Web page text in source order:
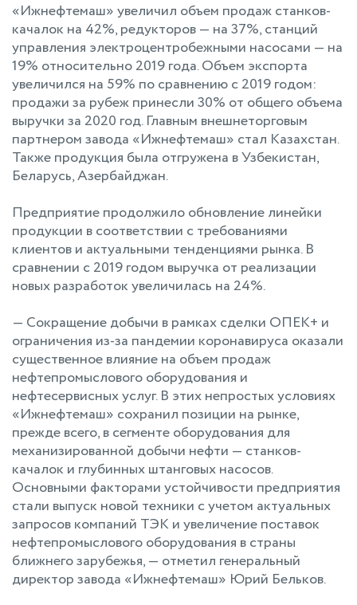
«Ижнефтемаш» увеличил объем продаж станков-
качалок на 42%, редукторов — на 37%, станций
управления электроцентробежными насосами — на
19% относительно 2019 года. Объем экспорта
увеличился на 59% по сравнению с 2019 годом:
продажи за рубеж принесли 30% от общего объема
выручки за 2020 год. Главным внешнеторговым
партнером завода «Ижнефтемаш» стал Казахстан.
Также продукция была отгружена в Узбекистан,
Беларусь, Азербайджан.
Предприятие продолжило обновление линейки
продукции в соответствии с требованиями
клиентов и актуальными тенденциями рынка. В
сравнении с 2019 годом выручка от реализации
новых разработок увеличилась на 24%.
— Сокращение добычи в рамках сделки ОПЕК+ и
ограничения из-за пандемии коронавируса оказали
существенное влияние на объем продаж
нефтепромыслового оборудования и
нефтесервисных услуг. В этих непростых условиях
«Ижнефтемаш» сохранил позиции на рынке,
прежде всего, в сегменте оборудования для
механизированной добычи нефти — станков-
качалок и глубинных штанговых насосов.
Основными факторами устойчивости предприятия
стали выпуск новой техники с учетом актуальных
запросов компаний ТЭК и увеличение поставок
нефтепромыслового оборудования в страны
ближнего зарубежья, — отметил генеральный
директор завода «Ижнефтемаш» Юрий Бельков.